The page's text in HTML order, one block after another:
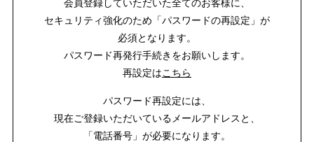
会員登録していただいた全てのお客様に、
セキュリティ強化のため「パスワードの再設定」が
必須となります。
パスワード再発行手続きをお願いします。
再設定はこちら
パスワード再設定には、
現在ご登録いただいているメールアドレスと、
「電話番号」が必要になります。